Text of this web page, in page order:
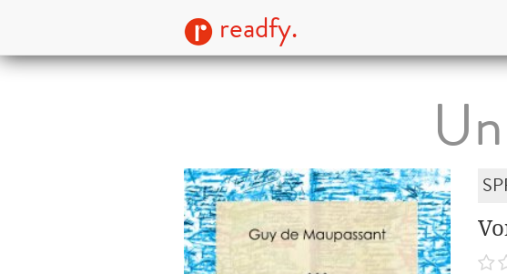
readfy.